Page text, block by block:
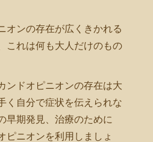
オンの存在が広くきかれる
これは何も大人だけのもの
ンドオピニオンの存在は大
く自分で症状を伝えられな
早期発見、治療のために
ピニオンを利用しましょ